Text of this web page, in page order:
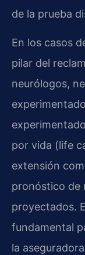
de la prueba
En los casos
pilar del
neurólogos,
por vida (life
extensión
pronóstico de
proyectados.
fundamental
la